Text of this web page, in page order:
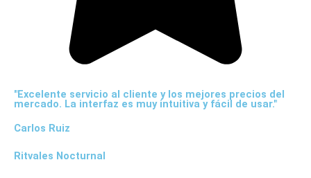
"Excelente servicio al cliente y los mejores precios del
mercado. La interfaz es muy intuitiva y fácil de usar."
Carlos Ruiz
Ritvales Nocturnal